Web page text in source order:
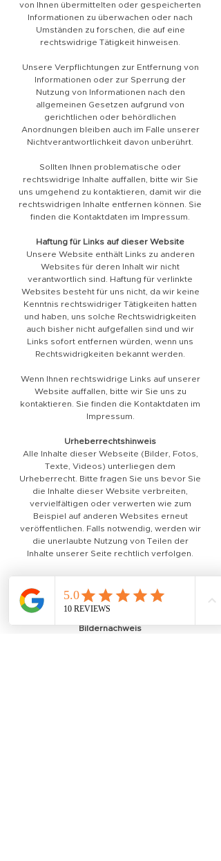
von Ihnen übermittelten oder gespeicherten
Informationen zu überwachen oder nach
Umständen zu forschen, die auf eine
rechtswidrige Tätigkeit hinweisen.
Unsere Verpflichtungen zur Entfernung von
Informationen oder zur Sperrung der
Nutzung von Informationen nach den
allgemeinen Gesetzen aufgrund von
gerichtlichen oder behördlichen
Anordnungen bleiben auch im Falle unserer
Nichtverantwortlichkeit davon unberührt.
Sollten Ihnen problematische oder
rechtswidrige Inhalte auffallen, bitte wir Sie
uns umgehend zu kontaktieren, damit wir die
rechtswidrigen Inhalte entfernen können. Sie
finden die Kontaktdaten im Impressum.
Haftung für Links auf dieser Website
Unsere Website enthält Links zu anderen
Websites für deren Inhalt wir nicht
verantwortlich sind. Haftung für verlinkte
Websites besteht für uns nicht, da wir keine
Kenntnis rechtswidriger Tätigkeiten hatten
und haben, uns solche Rechtswidrigkeiten
auch bisher nicht aufgefallen sind und wir
Links sofort entfernen würden, wenn uns
Rechtswidrigkeiten bekannt werden.
Wenn Ihnen rechtswidrige Links auf unserer
Website auffallen, bitte wir Sie uns zu
kontaktieren. Sie finden die Kontaktdaten im
Impressum.
Urheberrechtshinweis
Alle Inhalte dieser Webseite (Bilder, Fotos,
Texte, Videos) unterliegen dem
Urheberrecht. Bitte fragen Sie uns bevor Sie
die Inhalte dieser Website verbreiten,
vervielfältigen oder verwerten wie zum
Beispiel auf anderen Websites erneut
veröffentlichen. Falls notwendig, werden wir
die unerlaubte Nutzung von Teilen der
Inhalte unserer Seite rechtlich verfolgen.
Sollten Sie auf dieser Webseite Inhalte
finden, die das Urheberrecht verletzen,
bitten wir Sie uns zu kontaktieren.
Bildernachweis